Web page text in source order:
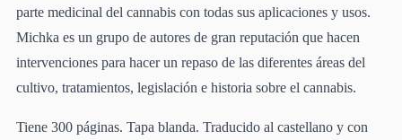
parte medicinal del cannabis con todas sus aplicaciones y usos.
Michka es un grupo de autores de gran reputación que hacen
intervenciones para hacer un repaso de las diferentes áreas del
cultivo, tratamientos, legislación e historia sobre el cannabis.
Tiene 300 páginas. Tapa blanda. Traducido al castellano y con